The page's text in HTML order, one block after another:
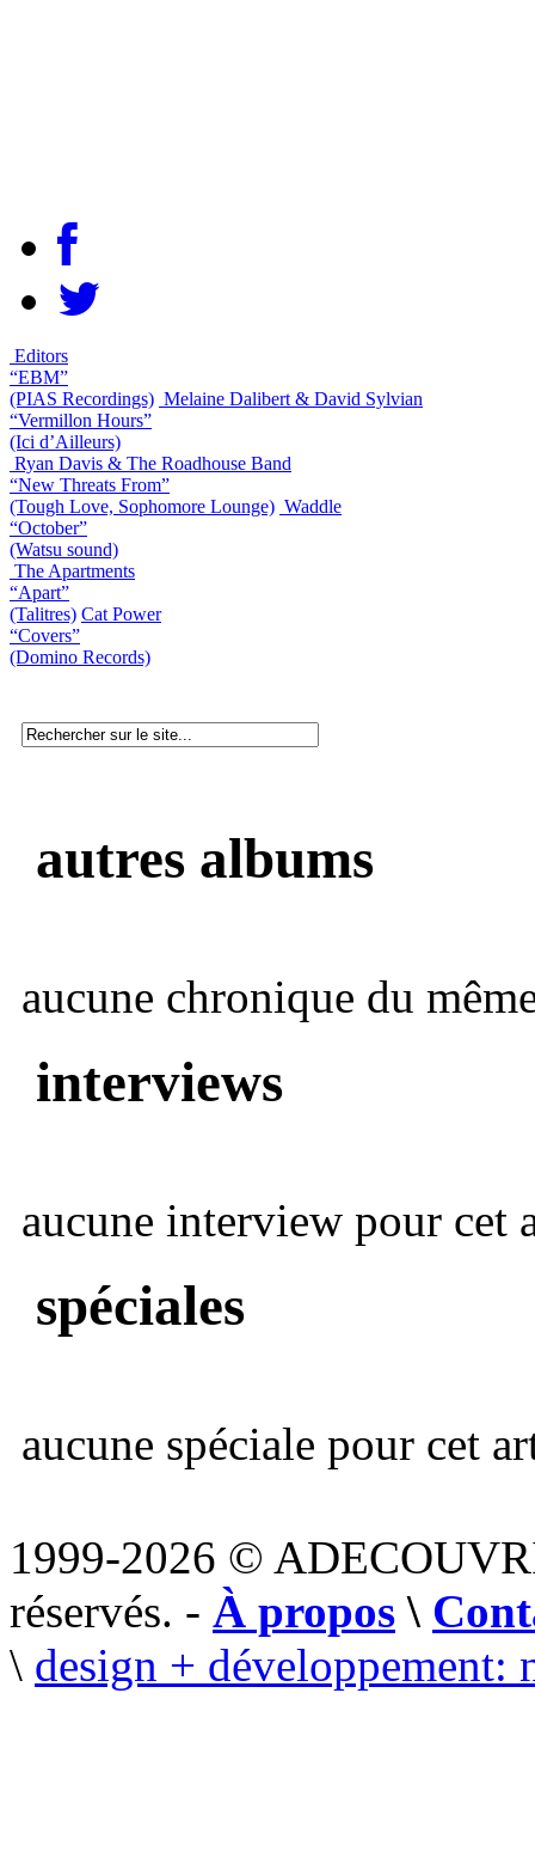
Editors
“EBM”
(PIAS Recordings) Melaine Dalibert & David Sylvian
“Vermillon Hours”
(Ici d’Ailleurs)
Ryan Davis & The Roadhouse Band
“New Threats From”
(Tough Love, Sophomore Lounge) Waddle
“October”
(Watsu sound)
The Apartments
“Apart”
(Talitres) Cat Power
“Covers”
(Domino Records)
autres albums
aucune chronique du
interviews
aucune interview pour cet
spéciales
aucune spéciale pour cet
1999-2026 ©
réservés. - À propos \
\ design + développement: